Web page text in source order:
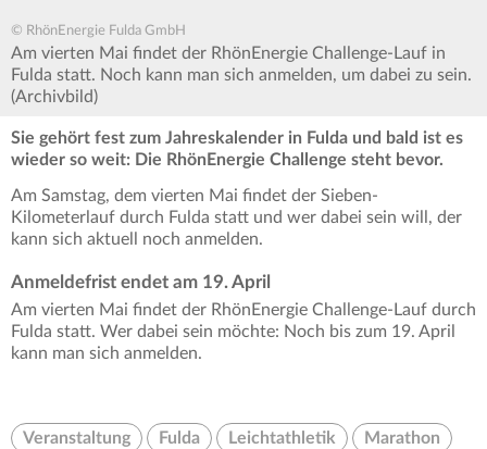
© RhönEnergie Fulda GmbH
Am vierten Mai findet der RhönEnergie Challenge-Lauf in
Fulda statt. Noch kann man sich anmelden, um dabei zu sein.
(Archivbild)
Sie gehört fest zum Jahreskalender in Fulda und bald ist es
wieder so weit: Die RhönEnergie Challenge steht bevor.
Am Samstag, dem vierten Mai findet der Sieben-
Kilometerlauf durch Fulda statt und wer dabei sein will, der
kann sich aktuell noch anmelden.
Anmeldefrist endet am 19. April
Am vierten Mai findet der RhönEnergie Challenge-Lauf durch
Fulda statt. Wer dabei sein möchte: Noch bis zum 19. April
kann man sich anmelden.
Veranstaltung Fulda Leichtathletik Marathon